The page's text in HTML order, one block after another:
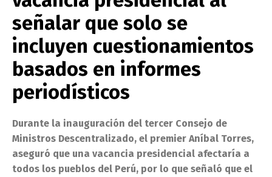
señalar que solo se
incluyen cuestionamientos
basados en informes
periodísticos
Durante la inauguración del tercer Consejo de
Ministros Descentralizado, el premier Aníbal Torres,
aseguró que una vacancia presidencial afectaría a
todos los pueblos del Perú, por lo que señaló que el